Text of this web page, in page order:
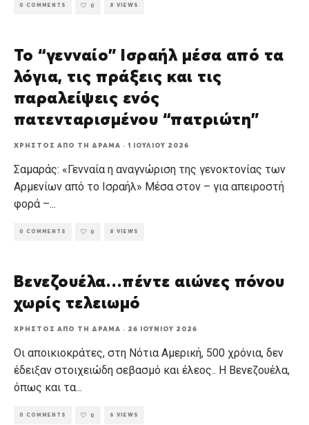
0 COMMENTS 0 8 VIEWS
Το “γενναίο” Ισραήλ μέσα από τα
λόγια, τις πράξεις και τις
παραλείψεις ενός
πατενταρισμένου “πατριώτη”
ΧΡΉΣΤΟΣ ΑΠΌ ΤΗ ΔΡΆΜΑ · 1 ΙΟΥΛΊΟΥ 2026
Σαμαράς: «Γενναία η αναγνώριση της γενοκτονίας των
Αρμενίων από το Ισραήλ» Μέσα στον – για απειροστή
φορά –...
0 COMMENTS 0 8 VIEWS
Βενεζουέλα…πέντε αιώνες πόνου
χωρίς τελειωμό
ΧΡΉΣΤΟΣ ΑΠΌ ΤΗ ΔΡΆΜΑ · 26 ΙΟΥΝΊΟΥ 2026
Οι αποικιοκράτες, στη Νότια Αμερική, 500 χρόνια, δεν
έδειξαν στοιχειώδη σεβασμό και έλεος.. Η Βενεζουέλα,
όπως και τα...
0 COMMENTS 0 6 VIEWS